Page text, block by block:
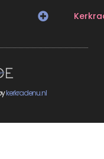
kerkradenu.nl